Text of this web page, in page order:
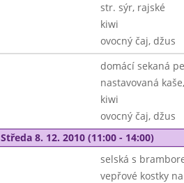
str. sýr, rajské
kiwi
ovocný čaj, džus
domácí sekaná
nastavovaná
kiwi
ovocný čaj, džus
Středa 8. 12. 2010 (11:00 - 14:00)
selská s
vepřové kostky